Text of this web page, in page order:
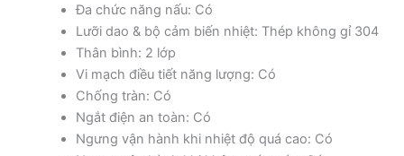
Đa chức năng nấu: Có
Lưỡi dao & bộ cảm biến nhiệt: Thép không gỉ 304
Thân bình: 2 lớp
Vi mạch điều tiết năng lượng: Có
Chống tràn: Có
Ngắt điện an toàn: Có
Ngưng vận hành khi nhiệt độ quá cao: Có